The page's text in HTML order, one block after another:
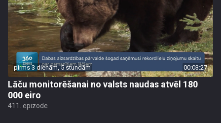
pirms 3 dienām, 5 stundām 00:03:27
Lāču monitorēšanai no valsts naudas atvēl 180
000 eiro
411. epizode